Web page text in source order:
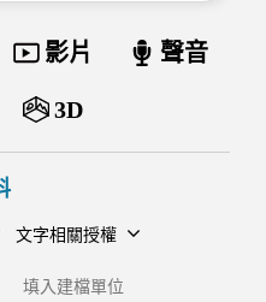
資料類型
影片 聲音
3D
文字相關授權
建檔單位